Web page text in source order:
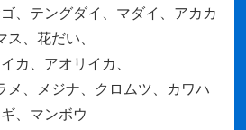
、テングダイ、マダイ、アカカ
ス、花だい、
カ、アオリイカ、
メ、メジナ、クロムツ、カワハ
ギ、マンボウ